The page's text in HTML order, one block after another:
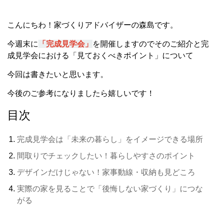
こんにちわ！家づくりアドバイザーの森島です。
今週末に 「完成見学会」
を開催しますのでそのご紹介と完
成見学会における「見ておくべきポイント」について
今回は書きたいと思います。
今後のご参考になりましたら嬉しいです！
目次
完成見学会は「未来の暮らし」をイメージできる場所
間取りでチェックしたい！暮らしやすさのポイント
デザインだけじゃない！家事動線・収納も見どころ
実際の家を見ることで「後悔しない家づくり」につな
がる